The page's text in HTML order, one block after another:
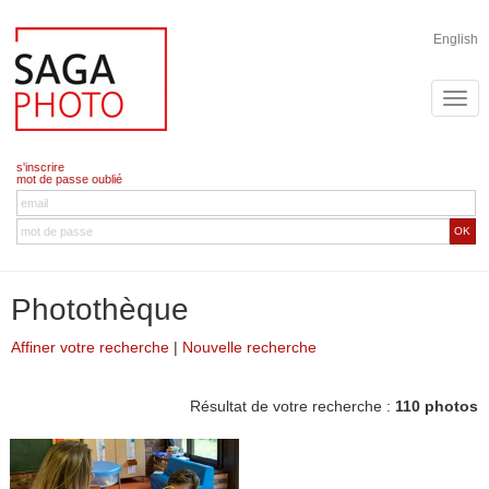
English
s'inscrire
mot de passe oublié
OK
Photothèque
Affiner votre recherche | Nouvelle recherche
Résultat de votre recherche : 110 photos